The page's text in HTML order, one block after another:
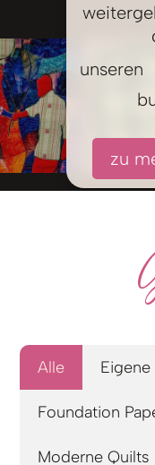
unseren
zu
Alle
Foundation
Moderne Quilts